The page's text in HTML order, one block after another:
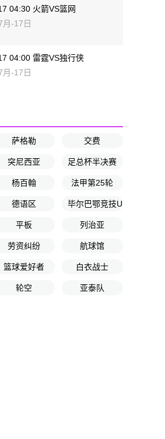
04:30 火箭VS篮网
月-17日
04:00 雷霆VS独行侠
-17日
萨格勒 交费
突尼西亚 足总杯半决赛
杨百翰 法甲第25轮
德语区 毕尔巴鄂竞技U17
平板 列治亚
劳资纠纷 航球馆
篮球爱好者 白衣战士
轮空 亚泰队